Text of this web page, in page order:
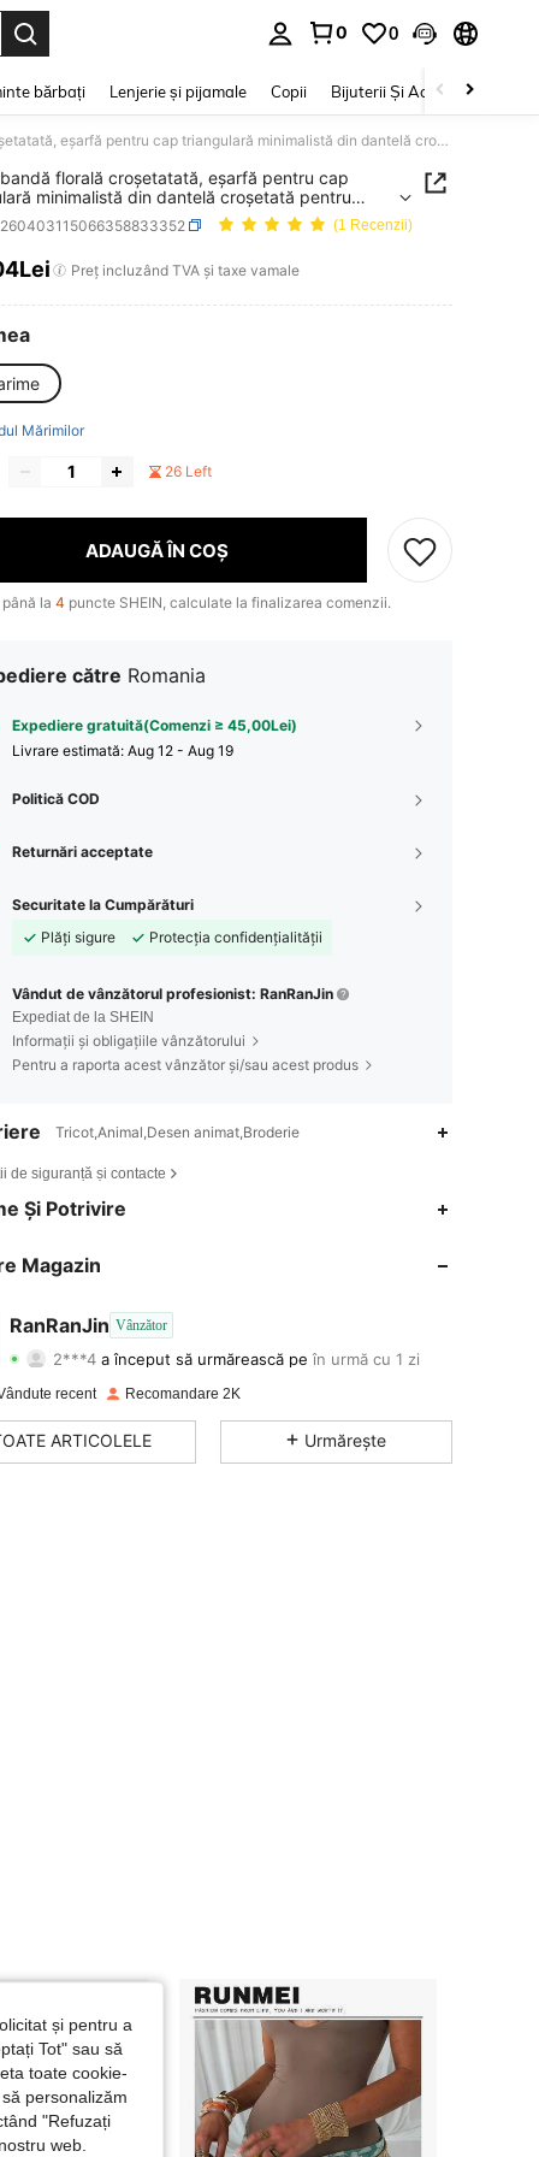
0 0
bărbați Lenjerie și pijamale Copii Bijuterii Și Accesorii
1 buc. bandă florală croșetatată, eșarfă pentru cap triangulară minimalistă din dantelă croșetată pentru femei, cadou pentru fete și femei
florală croșetatată, eșarfă pentru cap
minimalistă din dantelă croșetată pentru
pentru fete și femei
(1 Recenzii)
AND AVAILABILITY
Preț incluzând TVA și taxe vamale
Mărimilor
26 Left
ADAUGĂ ÎN COȘ
la 4 puncte SHEIN, calculate la finalizarea comenzii.
către Romania
Expediere gratuită(Comenzi ≥ 45,00Lei)
Livrare estimată: Aug 12 - Aug 19
Politică COD
Returnări acceptate
Securitate la Cumpărături
Plăți sigure
Protecția confidențialității
Vândut de vânzătorul profesionist: RanRanJin
Expediat de la SHEIN
Informații și obligațiile vânzătorului
Pentru a raporta acest vânzător și/sau acest produs
Tricot,Animal,Desen animat,Broderie
de siguranță și contacte
Și Potrivire
Magazin
RanRanJin Vânzător
4,86
4,86
23
a început să urmărească pe
4,86 Evaluare 23articole 329Urmăritori
4,86 23 329
recent Recomandare 2K
ARTICOLELE Urmărește
și pentru a
Tot" sau să
toate cookie-
personalizăm
"Refuzați
web.